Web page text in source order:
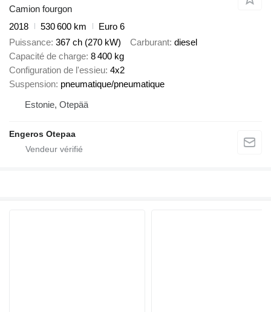
Camion fourgon
2018
530 600 km
Euro 6
Puissance 367 ch (270 kW) Carburant diesel
Capacité de charge 8 400 kg
Configuration de l'essieu 4x2
Suspension pneumatique/pneumatique
Estonie, Otepää
Engeros Otepaa